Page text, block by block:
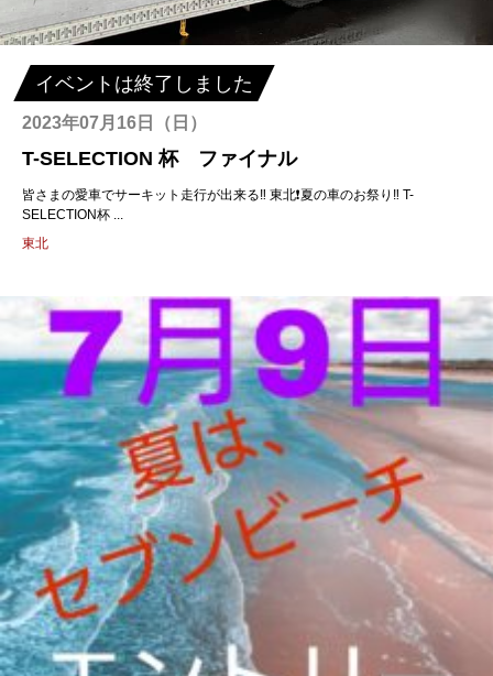
イベントは終了しました
2023年07月16日（日）
T-SELECTION 杯 ファイナル
皆さまの愛車でサーキット走行が出来る‼️ 東北❗️夏の車のお祭り‼️ T-
SELECTION杯 ...
東北